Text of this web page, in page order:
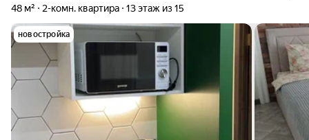
48 м² 2-комн. квартира 13 этаж из 15
новостройка